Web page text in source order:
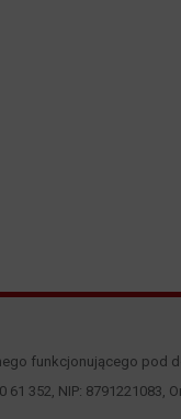
funkcjonującego pod
61 352, NIP: 8791221083,